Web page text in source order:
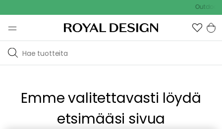
Outdoor
Emme valitettavasti löydä
etsimääsi sivua